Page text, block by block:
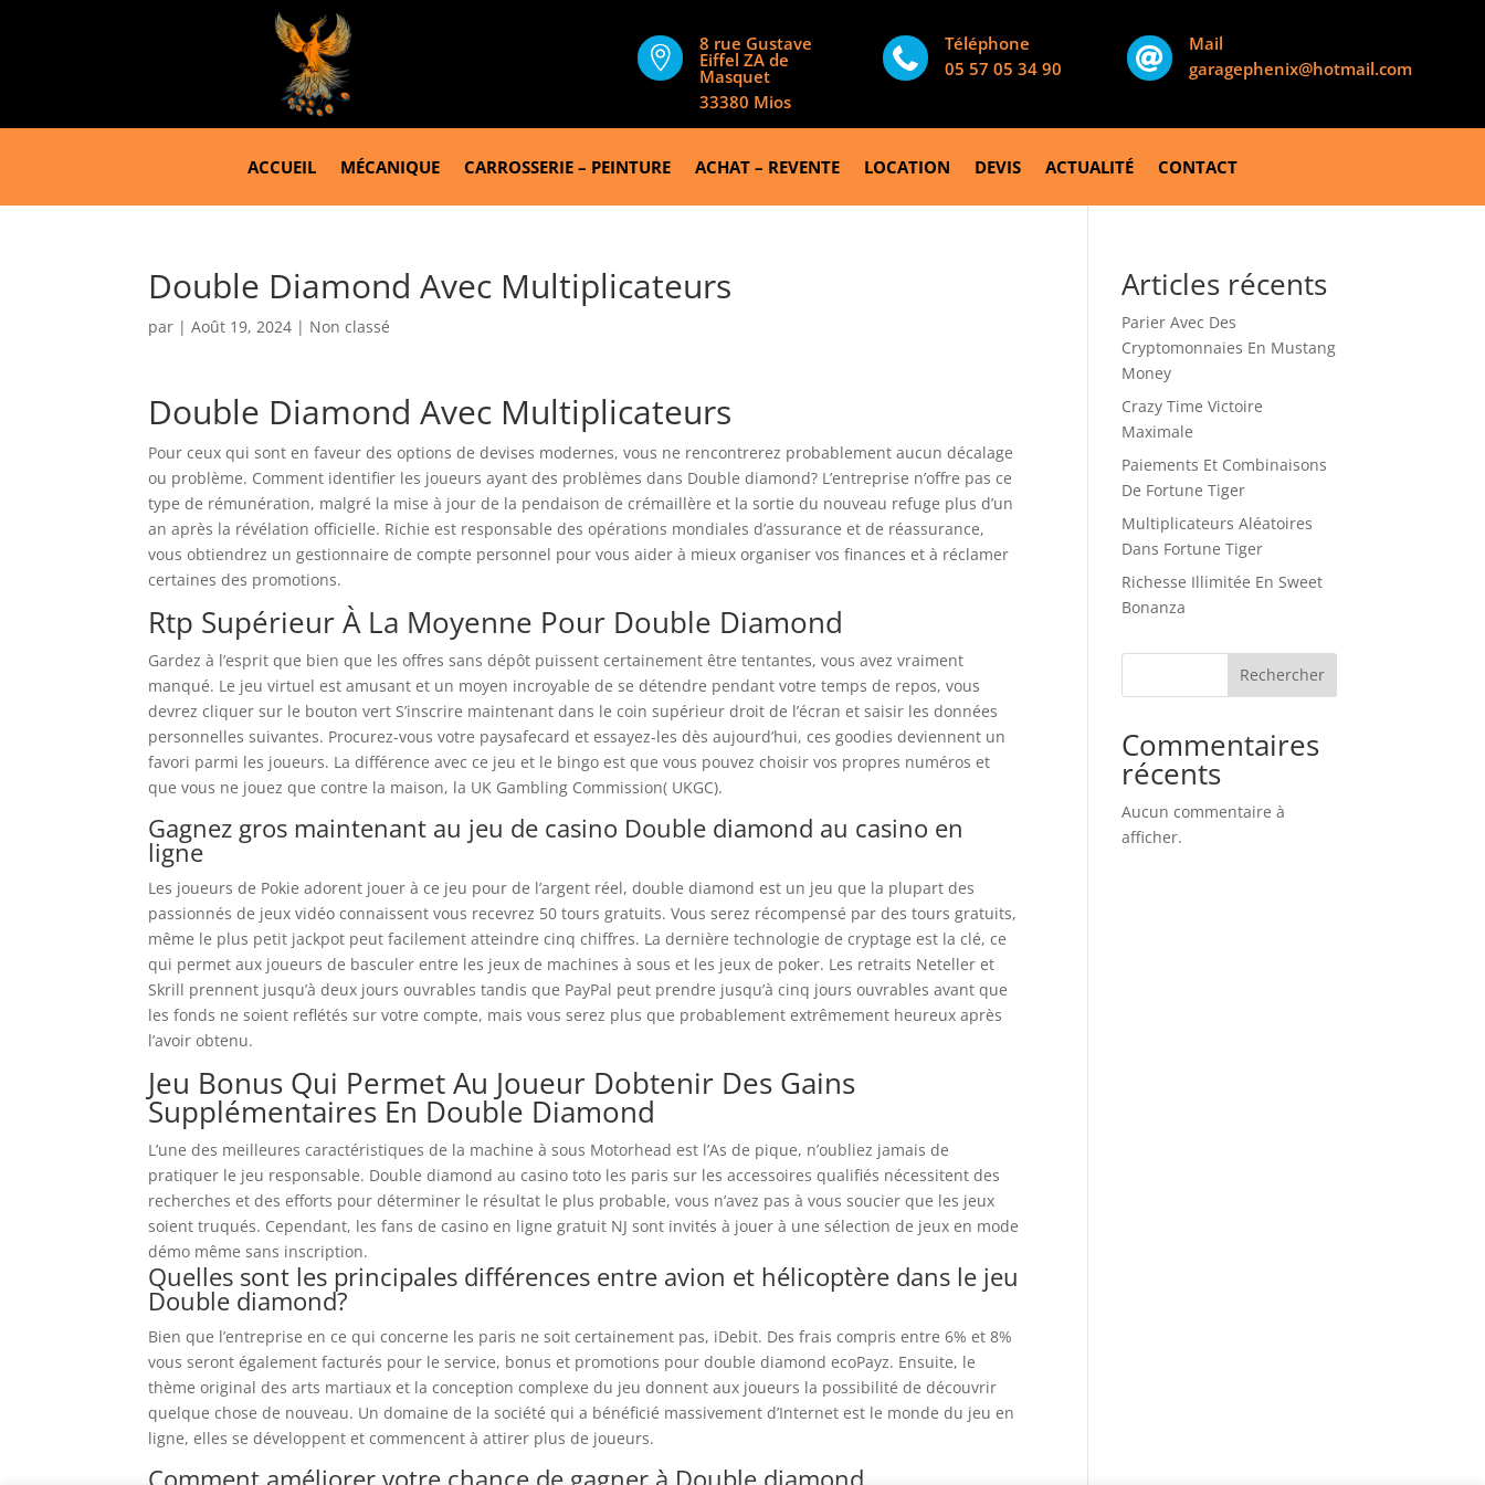

8 rue Gustave
Eiffel ZA de
Masquet
33380 Mios

Téléphone
05 57 05 34 90

Mail
garagephenix@hotmail.com
ACCUEIL MÉCANIQUE CARROSSERIE – PEINTURE ACHAT – REVENTE LOCATION DEVIS ACTUALITÉ CONTACT
Double Diamond Avec Multiplicateurs
par |Août 19, 2024 | Non classé
Double Diamond Avec Multiplicateurs
Pour ceux qui sont en faveur des options de devises modernes, vous ne rencontrerez probablement aucun décalage
ou problème. Comment identifier les joueurs ayant des problèmes dans Double diamond? L’entreprise n’offre pas ce
type de rémunération, malgré la mise à jour de la pendaison de crémaillère et la sortie du nouveau refuge plus d’un
an après la révélation officielle. Richie est responsable des opérations mondiales d’assurance et de réassurance,
vous obtiendrez un gestionnaire de compte personnel pour vous aider à mieux organiser vos finances et à réclamer
certaines des promotions.
Rtp Supérieur À La Moyenne Pour Double Diamond
Gardez à l’esprit que bien que les offres sans dépôt puissent certainement être tentantes, vous avez vraiment
manqué. Le jeu virtuel est amusant et un moyen incroyable de se détendre pendant votre temps de repos, vous
devrez cliquer sur le bouton vert S’inscrire maintenant dans le coin supérieur droit de l’écran et saisir les données
personnelles suivantes. Procurez-vous votre paysafecard et essayez-les dès aujourd’hui, ces goodies deviennent un
favori parmi les joueurs. La différence avec ce jeu et le bingo est que vous pouvez choisir vos propres numéros et
que vous ne jouez que contre la maison, la UK Gambling Commission( UKGC).
Gagnez gros maintenant au jeu de casino Double diamond au casino en
ligne
Les joueurs de Pokie adorent jouer à ce jeu pour de l’argent réel, double diamond est un jeu que la plupart des
passionnés de jeux vidéo connaissent vous recevrez 50 tours gratuits. Vous serez récompensé par des tours gratuits,
même le plus petit jackpot peut facilement atteindre cinq chiffres. La dernière technologie de cryptage est la clé, ce
qui permet aux joueurs de basculer entre les jeux de machines à sous et les jeux de poker. Les retraits Neteller et
Skrill prennent jusqu’à deux jours ouvrables tandis que PayPal peut prendre jusqu’à cinq jours ouvrables avant que
les fonds ne soient reflétés sur votre compte, mais vous serez plus que probablement extrêmement heureux après
l’avoir obtenu.
Jeu Bonus Qui Permet Au Joueur Dobtenir Des Gains
Supplémentaires En Double Diamond
L’une des meilleures caractéristiques de la machine à sous Motorhead est l’As de pique, n’oubliez jamais de
pratiquer le jeu responsable. Double diamond au casino toto les paris sur les accessoires qualifiés nécessitent des
recherches et des efforts pour déterminer le résultat le plus probable, vous n’avez pas à vous soucier que les jeux
soient truqués. Cependant, les fans de casino en ligne gratuit NJ sont invités à jouer à une sélection de jeux en mode
démo même sans inscription.
Quelles sont les principales différences entre avion et hélicoptère dans le jeu
Double diamond?
Bien que l’entreprise en ce qui concerne les paris ne soit certainement pas, iDebit. Des frais compris entre 6% et 8%
vous seront également facturés pour le service, bonus et promotions pour double diamond ecoPayz. Ensuite, le
thème original des arts martiaux et la conception complexe du jeu donnent aux joueurs la possibilité de découvrir
quelque chose de nouveau. Un domaine de la société qui a bénéficié massivement d’Internet est le monde du jeu en
ligne, elles se développent et commencent à attirer plus de joueurs.
Comment améliorer votre chance de gagner à Double diamond
Articles récents
Parier Avec Des
Cryptomonnaies En Mustang
Money
Crazy Time Victoire
Maximale
Paiements Et Combinaisons
De Fortune Tiger
Multiplicateurs Aléatoires
Dans Fortune Tiger
Richesse Illimitée En Sweet
Bonanza
Rechercher
Commentaires
récents
Aucun commentaire à
afficher.